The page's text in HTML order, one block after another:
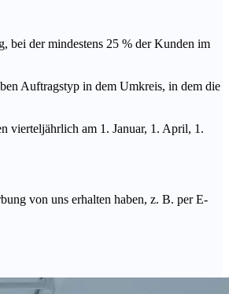
bei der mindestens 25 % der Kunden im
Auftragstyp in dem Umkreis, in dem die
vierteljährlich am 1. Januar, 1. April, 1.
von uns erhalten haben, z. B. per E-